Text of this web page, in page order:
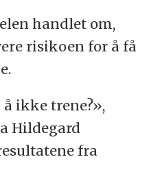
handlet om,
risikoen for å få
ikke trene?»,
Hildegard
fra